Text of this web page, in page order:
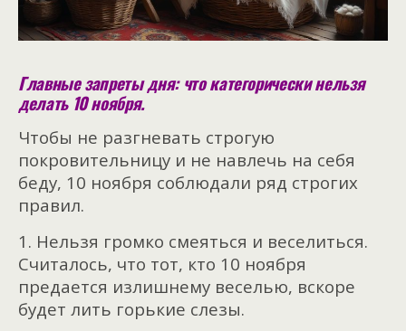
Главные запреты дня: что категорически нельзя
делать 10 ноября.
Чтобы не разгневать строгую
покровительницу и не навлечь на себя
беду, 10 ноября соблюдали ряд строгих
правил.
1. Нельзя громко смеяться и веселиться.
Считалось, что тот, кто 10 ноября
предается излишнему веселью, вскоре
будет лить горькие слезы.